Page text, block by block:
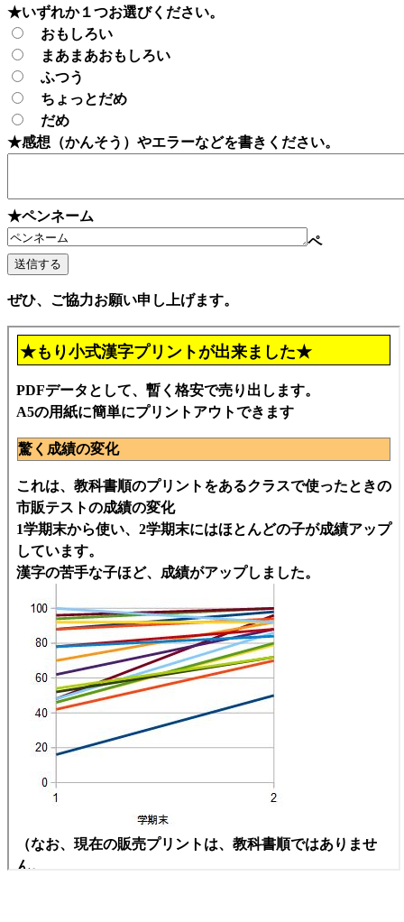
★いずれか１つお選びください。
おもしろい
まあまあおもしろい
ふつう
ちょっとだめ
だめ
★感想（かんそう）やエラーなどを書きください。
★ペンネーム
ペ
ぜひ、ご協力お願い申し上げます。